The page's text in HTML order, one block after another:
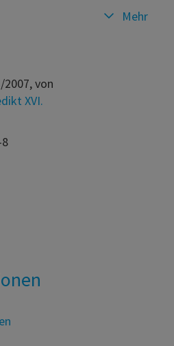
von
XVI.
Mehr